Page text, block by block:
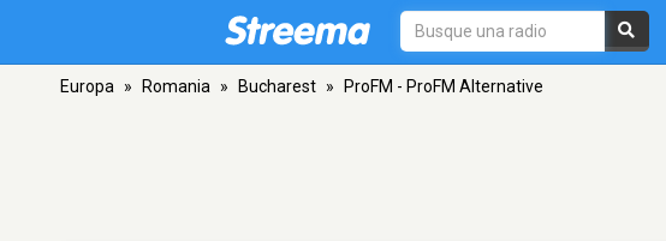
Europa » Romania » Bucharest » ProFM - ProFM Alternative